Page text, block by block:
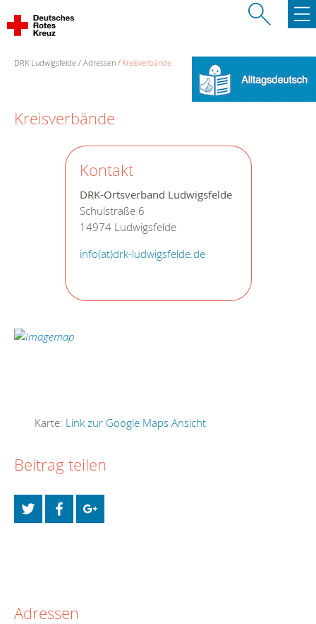
DRK Ludwigsfelde Adressen Kreisverbände
Kreisverbände
Kontakt
DRK-Ortsverband Ludwigsfelde
Schulstraße 6
14974 Ludwigsfelde
info(at)drk-ludwigsfelde.de
Karte: Link zur Google Maps Ansicht
Beitrag teilen
Adressen